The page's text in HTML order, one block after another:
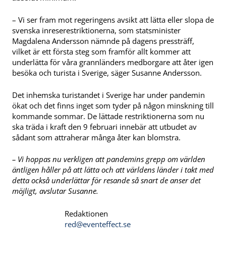
– Vi ser fram mot regeringens avsikt att lätta eller slopa de
svenska inreserestriktionerna, som statsminister
Magdalena Andersson nämnde på dagens pressträff,
vilket är ett första steg som framför allt kommer att
underlätta för våra grannländers medborgare att åter igen
besöka och turista i Sverige, säger Susanne Andersson.
Det inhemska turistandet i Sverige har under pandemin
ökat och det finns inget som tyder på någon minskning till
kommande sommar. De lättade restriktionerna som nu
ska träda i kraft den 9 februari innebär att utbudet av
sådant som attraherar många åter kan blomstra.
– Vi hoppas nu verkligen att pandemins grepp om världen
äntligen håller på att lätta och att världens länder i takt med
detta också underlättar för resande så snart de anser det
möjligt, avslutar Susanne.
Redaktionen
red@eventeffect.se